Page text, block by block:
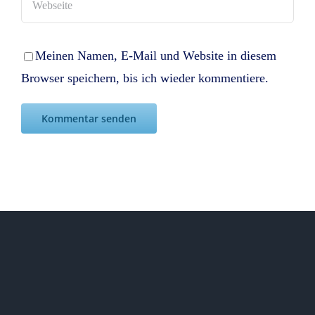
Meinen Namen, E-Mail und Website in diesem
Browser speichern, bis ich wieder kommentiere.